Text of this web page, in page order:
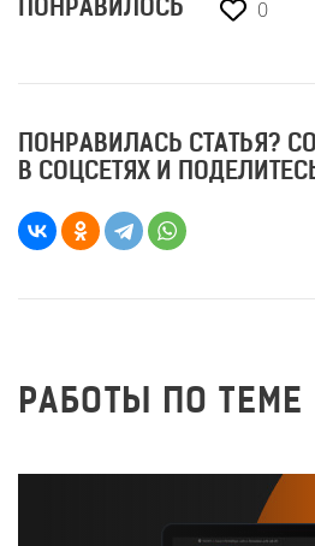
ПОНРАВИЛОСЬ 0
ПОНРАВИЛАСЬ СТАТЬЯ?
В СОЦСЕТЯХ И
РАБОТЫ ПО ТЕМЕ